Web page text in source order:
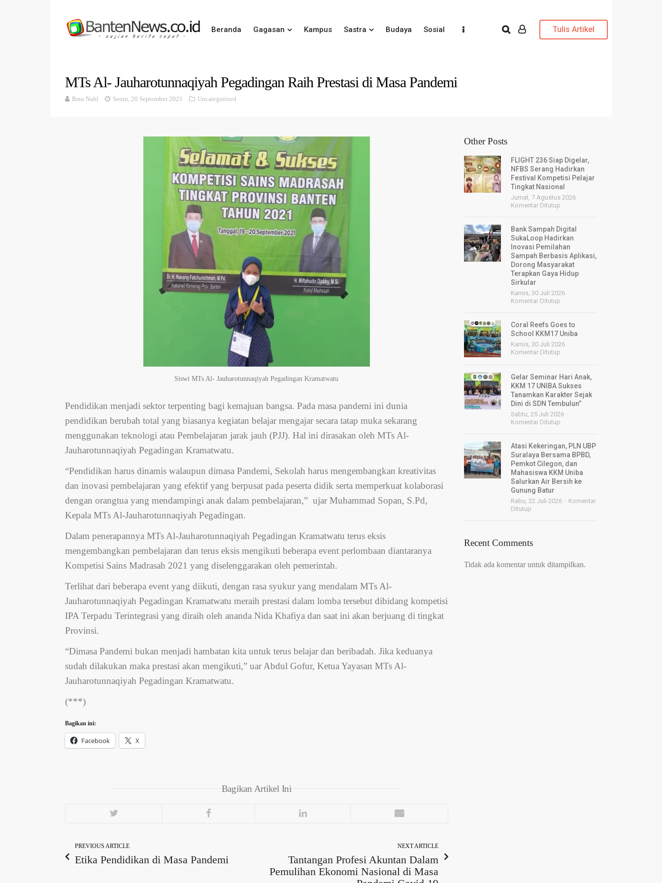
Beranda Gagasan Kampus Sastra Budaya Sosial Tulis Artikel
MTs Al- Jauharotunnaqiyah Pegadingan Raih Prestasi di Masa Pandemi
Ibnu Nahl Senin, 20 September 2021 Uncategorized
Siswi MTs Al- Jauharotunnaqiyah Pegadingan Kramatwatu
Pendidikan menjadi sektor terpenting bagi kemajuan bangsa. Pada masa pandemi ini dunia
pendidikan berubah total yang biasanya kegiatan belajar mengajar secara tatap muka sekarang
menggunakan teknologi atau Pembelajaran jarak jauh (PJJ). Hal ini dirasakan oleh MTs Al-
Jauharotunnaqiyah Pegadingan Kramatwatu.
“Pendidikan harus dinamis walaupun dimasa Pandemi, Sekolah harus mengembangkan kreativitas
dan inovasi pembelajaran yang efektif yang berpusat pada peserta didik serta memperkuat kolaborasi
dengan orangtua yang mendampingi anak dalam pembelajaran,” ujar Muhammad Sopan, S.Pd,
Kepala MTs Al-Jauharotunnaqiyah Pegadingan.
Dalam penerapannya MTs Al-Jauharotunnaqiyah Pegadingan Kramatwatu terus eksis
mengembangkan pembelajaran dan terus eksis mengikuti beberapa event perlombaan diantaranya
Kompetisi Sains Madrasah 2021 yang diselenggarakan oleh pemerintah.
Terlihat dari beberapa event yang diikuti, dengan rasa syukur yang mendalam MTs Al-
Jauharotunnaqiyah Pegadingan Kramatwatu meraih prestasi dalam lomba tersebut dibidang kompetisi
IPA Terpadu Terintegrasi yang diraih oleh ananda Nida Khafiya dan saat ini akan berjuang di tingkat
Provinsi.
“Dimasa Pandemi bukan menjadi hambatan kita untuk terus belajar dan beribadah. Jika keduanya
sudah dilakukan maka prestasi akan mengikuti,” uar Abdul Gofur, Ketua Yayasan MTs Al-
Jauharotunnaqiyah Pegadingan Kramatwatu.
(***)
Bagikan ini:
Facebook X
Bagikan Artikel Ini
PREVIOUS ARTICLE
Etika Pendidikan di Masa Pandemi
NEXT ARTICLE
Tantangan Profesi Akuntan Dalam
Pemulihan Ekonomi Nasional di Masa
Other Posts
FLIGHT 236 Siap Digelar,
NFBS Serang Hadirkan
Festival Kompetisi Pelajar
Tingkat Nasional
Jumat, 7 Agustus 2026
Komentar Ditutup
Bank Sampah Digital
SukaLoop Hadirkan
Inovasi Pemilahan
Sampah Berbasis Aplikasi,
Dorong Masyarakat
Terapkan Gaya Hidup
Sirkular
Kamis, 30 Juli 2026
Komentar Ditutup
Coral Reefs Goes to
School KKM17 Uniba
Kamis, 30 Juli 2026
Komentar Ditutup
Gelar Seminar Hari Anak,
KKM 17 UNIBA Sukses
Tanamkan Karakter Sejak
Dini di SDN Tembulun”
Sabtu, 25 Juli 2026
Komentar Ditutup
Atasi Kekeringan, PLN UBP
Suralaya Bersama BPBD,
Pemkot Cilegon, dan
Mahasiswa KKM Uniba
Salurkan Air Bersih ke
Gunung Batur
Rabu, 22 Juli 2026
Komentar
Ditutup
Recent Comments
Tidak ada komentar untuk ditampilkan.